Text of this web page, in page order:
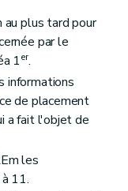
plus tard pour
par le
1er.
informations
de placement
a fait l'objet de
les
11.